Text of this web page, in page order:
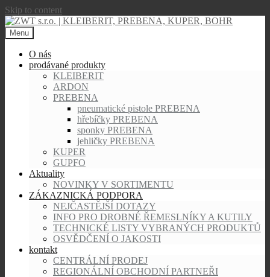
Skip to content
Menu
O nás
prodávané produkty
KLEIBERIT
ARDON
PREBENA
pneumatické pistole PREBENA
hřebíčky PREBENA
sponky PREBENA
jehličky PREBENA
KUPER
GUPFO
Aktuality
NOVINKY V SORTIMENTU
ZÁKAZNICKÁ PODPORA
NEJČASTĚJŠÍ DOTAZY
INFO PRO DROBNÉ ŘEMESLNÍKY A KUTILY
TECHNICKÉ LISTY VYBRANÝCH PRODUKTŮ
OSVĚDČENÍ O JAKOSTI
kontakt
CENTRÁLNÍ PRODEJ
REGIONÁLNÍ OBCHODNÍ PARTNEŘI